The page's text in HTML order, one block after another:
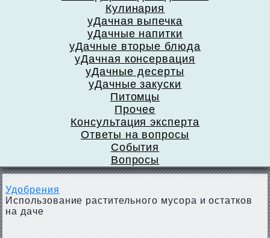
Кулинария
уДачная выпечка
уДачные напитки
уДачные вторые блюда
уДачная консервация
уДачные десерты
уДачные закуски
Питомцы
Прочее
Консультация эксперта
Ответы на вопросы
События
Вопросы
Удобрения
Использование растительного мусора и остатков
на даче